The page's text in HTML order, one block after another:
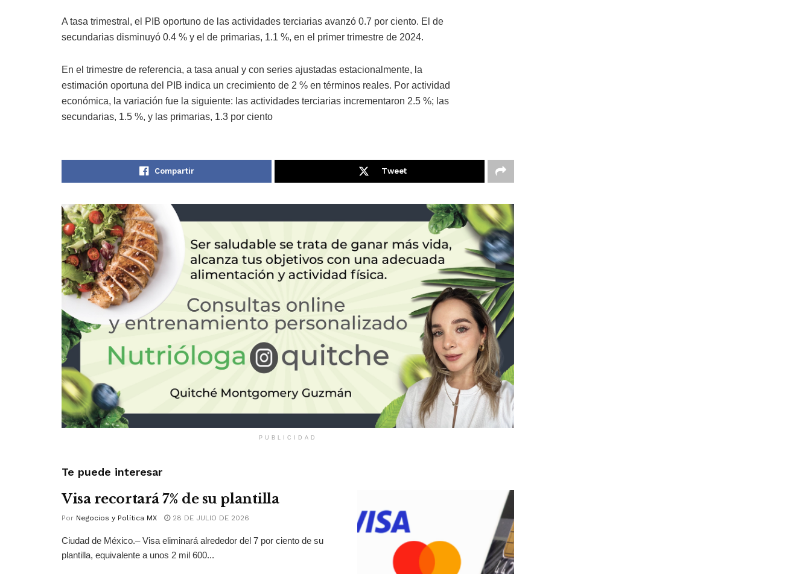
A tasa trimestral, el PIB oportuno de las actividades terciarias avanzó 0.7 por ciento. El de
secundarias disminuyó 0.4 % y el de primarias, 1.1 %, en el primer trimestre de 2024.
En el trimestre de referencia, a tasa anual y con series ajustadas estacionalmente, la
estimación oportuna del PIB indica un crecimiento de 2 % en términos reales. Por actividad
económica, la variación fue la siguiente: las actividades terciarias incrementaron 2.5 %; las
secundarias, 1.5 %, y las primarias, 1.3 por ciento
Compartir Tweet
PUBLICIDAD
Te puede interesar
Visa recortará 7% de su plantilla
Por Negocios y Política MX 28 DE JULIO DE 2026
Ciudad de México.– Visa eliminará alrededor del 7 por ciento de su
plantilla, equivalente a unos 2 mil 600...